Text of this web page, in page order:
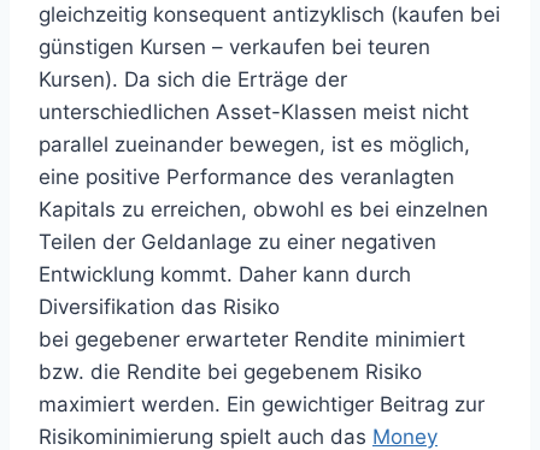
gleichzeitig konsequent antizyklisch (kaufen bei
günstigen Kursen – verkaufen bei teuren
Kursen). Da sich die Erträge der
unterschiedlichen Asset-Klassen meist nicht
parallel zueinander bewegen, ist es möglich,
eine positive Performance des veranlagten
Kapitals zu erreichen, obwohl es bei einzelnen
Teilen der Geldanlage zu einer negativen
Entwicklung kommt. Daher kann durch
Diversifikation das Risiko
bei gegebener erwarteter Rendite minimiert
bzw. die Rendite bei gegebenem Risiko
maximiert werden. Ein gewichtiger Beitrag zur
Risikominimierung spielt auch das Money